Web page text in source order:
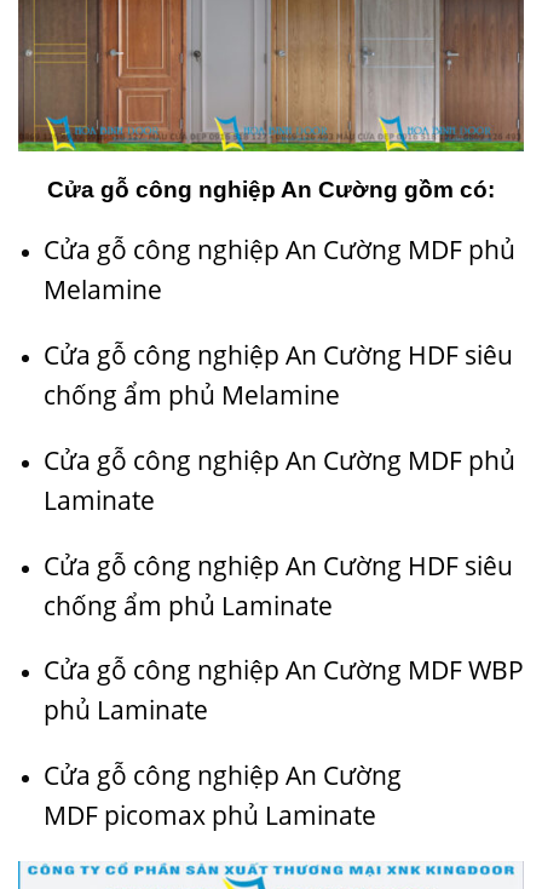
Cửa gỗ công nghiệp An Cường gồm có:
Cửa gỗ công nghiệp An Cường MDF phủ
Melamine
Cửa gỗ công nghiệp An Cường HDF siêu
chống ẩm phủ Melamine
Cửa gỗ công nghiệp An Cường MDF phủ
Laminate
Cửa gỗ công nghiệp An Cường HDF siêu
chống ẩm phủ Laminate
Cửa gỗ công nghiệp An Cường MDF WBP
phủ Laminate
Cửa gỗ công nghiệp An Cường
MDF picomaxphủ Laminate